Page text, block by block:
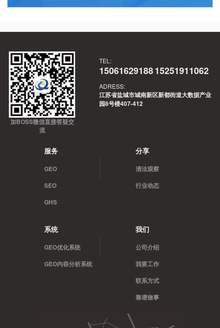
加BOSS微信直接答疑交
流
TEL:
1506162918815251911062
ADRESS:
江苏省盐城市城南新区新都街道大数据产业
园8号楼407-412
服务
GEO
SEO
GHS
分享
清法观察
行业动态
系统
GEO优化系统
GEO内容分析系统
我们
公司介绍
我要工作
联系方式
靠谱做事